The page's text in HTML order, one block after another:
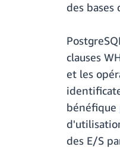
des bases
clauses
et les
bénéfique
des E/S